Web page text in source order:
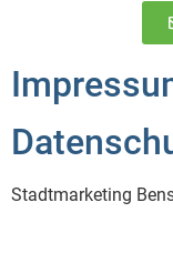
Stadtmarketing